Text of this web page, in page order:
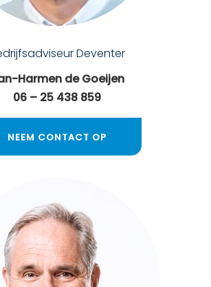
Deventer
Harmen de Goeijen
06 – 25 438 859
NEEM CONTACT OP